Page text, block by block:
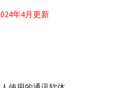
年4月更新